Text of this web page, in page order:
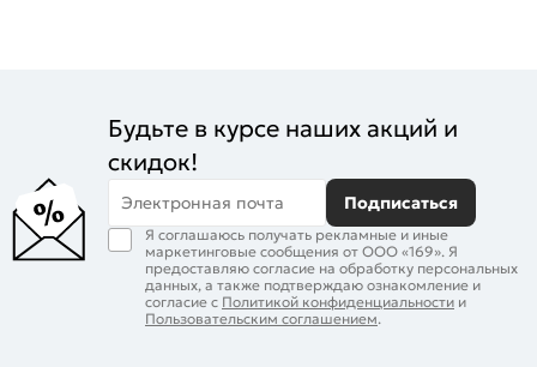
Будьте в курсе наших акций и
скидок!
Электронная почта Подписаться
Я соглашаюсь получать рекламные и иные
маркетинговые сообщения от ООО «169». Я
предоставляю согласие на обработку персональных
данных, а также подтверждаю ознакомление и
согласие с Политикой конфиденциальности и
Пользовательским соглашением.